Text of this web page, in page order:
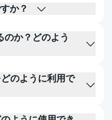
か？
のか？どのよう
のように利用で